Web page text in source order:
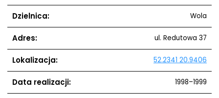
Dzielnica: Wola
Adres: ul. Redutowa 37
Lokalizacja: 52.2341 20.9406
Data realizacji: 1998–1999